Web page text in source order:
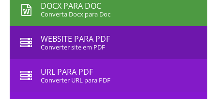
DOCX PARA DOC
Converta Docx para Doc
WEBSITE PARA PDF
Converter site em PDF
URL PARA PDF
Converter URL para PDF